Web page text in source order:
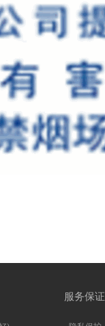
服务保证